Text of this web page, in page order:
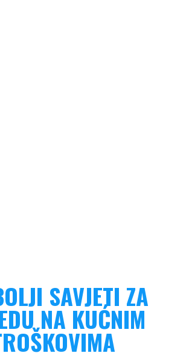
SAVJETI ZA
NA KUĆNIM